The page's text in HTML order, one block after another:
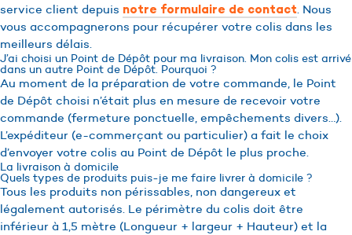
service client depuis notre formulaire de contact. Nous
vous accompagnerons pour récupérer votre colis dans les
meilleurs délais.
J’ai choisi un Point de Dépôt pour ma livraison. Mon colis est arrivé
dans un autre Point de Dépôt. Pourquoi ?
Au moment de la préparation de votre commande, le Point
de Dépôt choisi n’était plus en mesure de recevoir votre
commande (fermeture ponctuelle, empêchements divers…).
L’expéditeur (e-commerçant ou particulier) a fait le choix
d’envoyer votre colis au Point de Dépôt le plus proche.
La livraison à domicile
Quels types de produits puis-je me faire livrer à domicile ?
Tous les produits non périssables, non dangereux et
légalement autorisés. Le périmètre du colis doit être
inférieur à 1,5 mètre (Longueur + largeur + Hauteur) et la